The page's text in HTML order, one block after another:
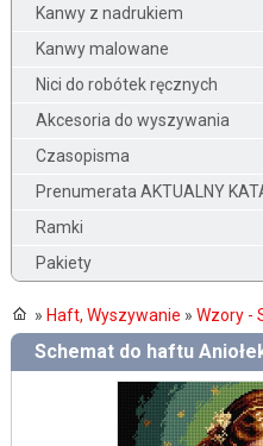
Kanwy z nadrukiem
Kanwy malowane
Nici do robótek ręcznych
Akcesoria do wyszywania
Czasopisma
Prenumerata AKTUALNY
Ramki
Pakiety
» Haft, Wyszywanie » Wzory -
Schemat do haftu